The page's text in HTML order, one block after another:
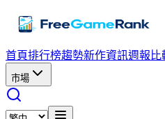
首頁排行榜趨勢新作資訊週報 比
市場